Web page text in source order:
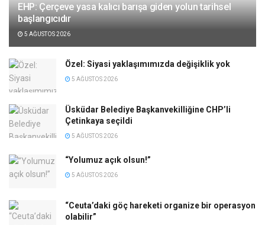
EHP: Çerçeve yasa kalıcı barışa giden yolun tarihsel
başlangıcıdır
5 AĞUSTOS 2026
Özel: Siyasi yaklaşımımızda değişiklik yok
5 AĞUSTOS 2026
Üsküdar Belediye Başkanvekilliğine CHP’li
Çetinkaya seçildi
5 AĞUSTOS 2026
“Yolumuz açık olsun!”
5 AĞUSTOS 2026
“Ceuta’daki göç hareketi organize bir operasyon
olabilir”